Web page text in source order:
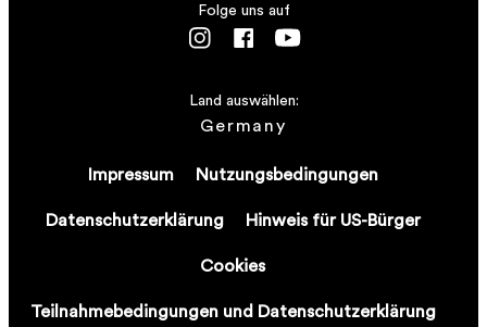
Impressum Nutzungsbedingungen
Datenschutzerklärung Hinweis für US-Bürger
Cookies
Teilnahmebedingungen und Datenschutzerklärung
Land auswählen:
Germany
Folge uns auf